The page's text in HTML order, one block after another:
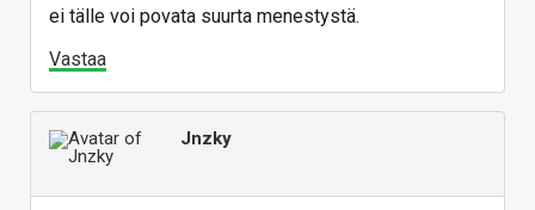
ei tälle voi povata suurta menestystä.
Vastaa
Jnzky